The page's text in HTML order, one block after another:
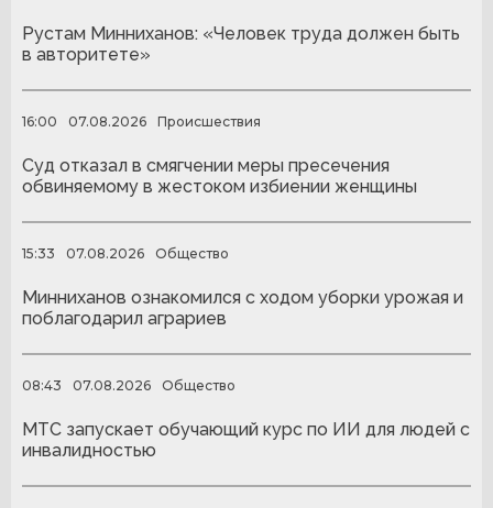
Рустам Минниханов: «Человек труда должен быть
в авторитете»
16:00 07.08.2026 Происшествия
Суд отказал в смягчении меры пресечения
обвиняемому в жестоком избиении женщины
15:33 07.08.2026 Общество
Минниханов ознакомился с ходом уборки урожая и
поблагодарил аграриев
08:43 07.08.2026 Общество
МТС запускает обучающий курс по ИИ для людей с
инвалидностью